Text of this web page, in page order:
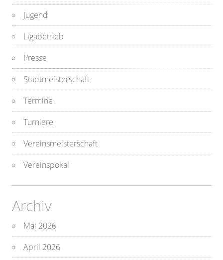
Jugend
Ligabetrieb
Presse
Stadtmeisterschaft
Termine
Turniere
Vereinsmeisterschaft
Vereinspokal
Archiv
Mai 2026
April 2026